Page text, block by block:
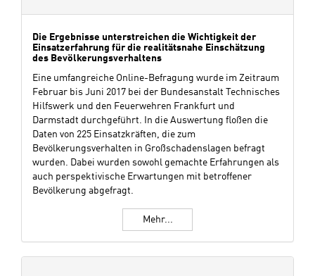
Die Ergebnisse unterstreichen die Wichtigkeit der
Einsatzerfahrung für die realitätsnahe Einschätzung
des Bevölkerungsverhaltens
Eine umfangreiche Online-Befragung wurde im Zeitraum
Februar bis Juni 2017 bei der Bundesanstalt Technisches
Hilfswerk und den Feuerwehren Frankfurt und
Darmstadt durchgeführt. In die Auswertung floßen die
Daten von 225 Einsatzkräften, die zum
Bevölkerungsverhalten in Großschadenslagen befragt
wurden. Dabei wurden sowohl gemachte Erfahrungen als
auch perspektivische Erwartungen mit betroffener
Bevölkerung abgefragt.
Mehr...